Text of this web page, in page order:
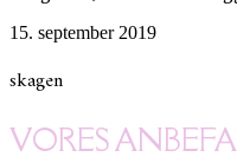
15. september 2019
skagen
VORES